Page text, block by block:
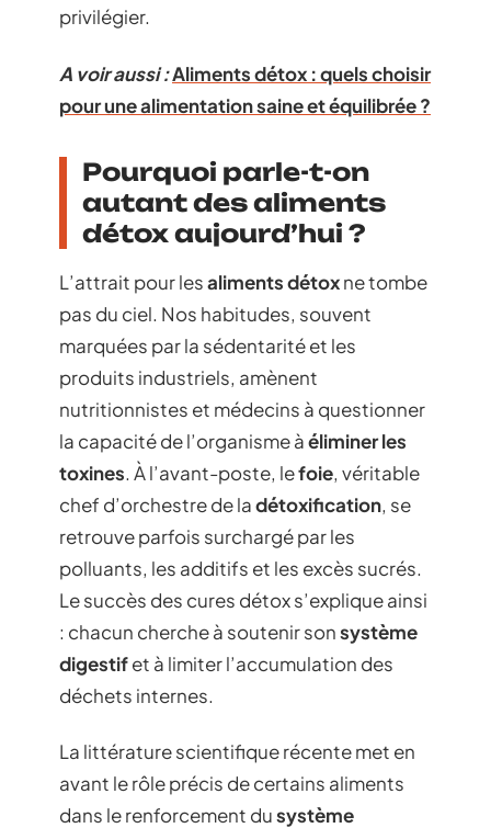
privilégier.
A voir aussi :Aliments détox : quels choisir
pour une alimentation saine et équilibrée ?
Pourquoi parle-t-on
autant des aliments
détox aujourd’hui ?
L’attrait pour lesaliments détoxne tombe
pas du ciel. Nos habitudes, souvent
marquées par la sédentarité et les
produits industriels, amènent
nutritionnistes et médecins à questionner
la capacité de l’organisme àéliminer les
toxines. À l’avant-poste, lefoie, véritable
chef d’orchestre de ladétoxification, se
retrouve parfois surchargé par les
polluants, les additifs et les excès sucrés.
Le succès des cures détox s’explique ainsi
: chacun cherche à soutenir sonsystème
digestifet à limiter l’accumulation des
déchets internes.
La littérature scientifique récente met en
avant le rôle précis de certains aliments
dans le renforcement dusystème